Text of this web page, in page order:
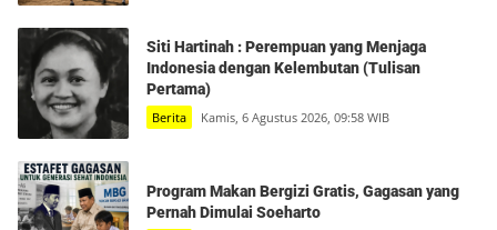
Siti Hartinah : Perempuan yang Menjaga
Indonesia dengan Kelembutan (Tulisan
Pertama)
Berita Kamis, 6 Agustus 2026, 09:58 WIB
Program Makan Bergizi Gratis, Gagasan yang
Pernah Dimulai Soeharto